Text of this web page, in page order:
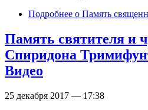
Подробнее о Память
Память святителя и
Спиридона
Видео
25 декабря 2017 — 17:38